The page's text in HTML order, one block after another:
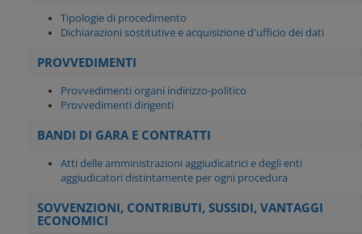
Tipologie di procedimento
Dichiarazioni sostitutive e acquisizione d'ufficio dei dati
PROVVEDIMENTI
Provvedimenti organi indirizzo-politico
Provvedimenti dirigenti
BANDI DI GARA E CONTRATTI
Atti delle amministrazioni aggiudicatrici e degli enti
aggiudicatori distintamente per ogni procedura
SOVVENZIONI, CONTRIBUTI, SUSSIDI, VANTAGGI
ECONOMICI